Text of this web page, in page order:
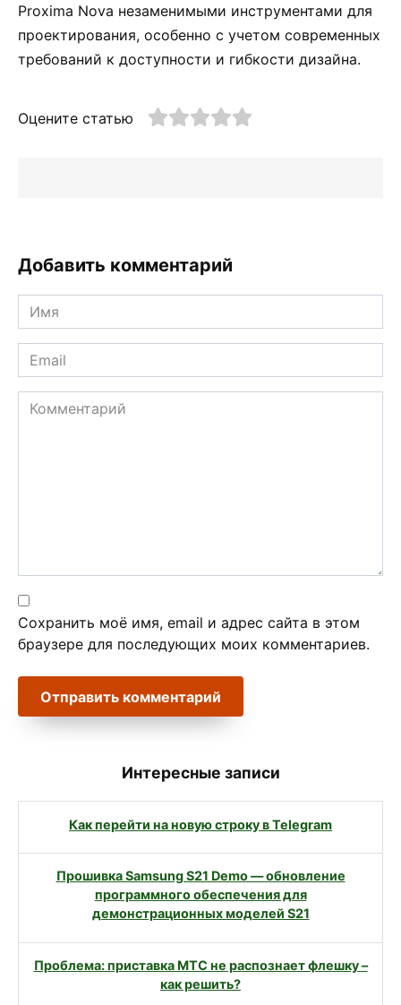
Proxima Nova незаменимыми инструментами для
проектирования, особенно с учетом современных
требований к доступности и гибкости дизайна.
Оцените статью
Добавить комментарий
Имя
*
Email
*
Комментарий
Сохранить моё имя, email и адрес сайта в этом
браузере для последующих моих комментариев.
Интересные записи
Как перейти на новую строку в Telegram
Прошивка Samsung S21 Demo — обновление
программного обеспечения для
демонстрационных моделей S21
Проблема: приставка МТС не распознает флешку –
как решить?